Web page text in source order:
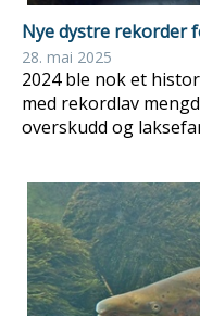
Nye dystre rekorder
28. mai 2025
2024 ble nok et
med rekordlav
overskudd og